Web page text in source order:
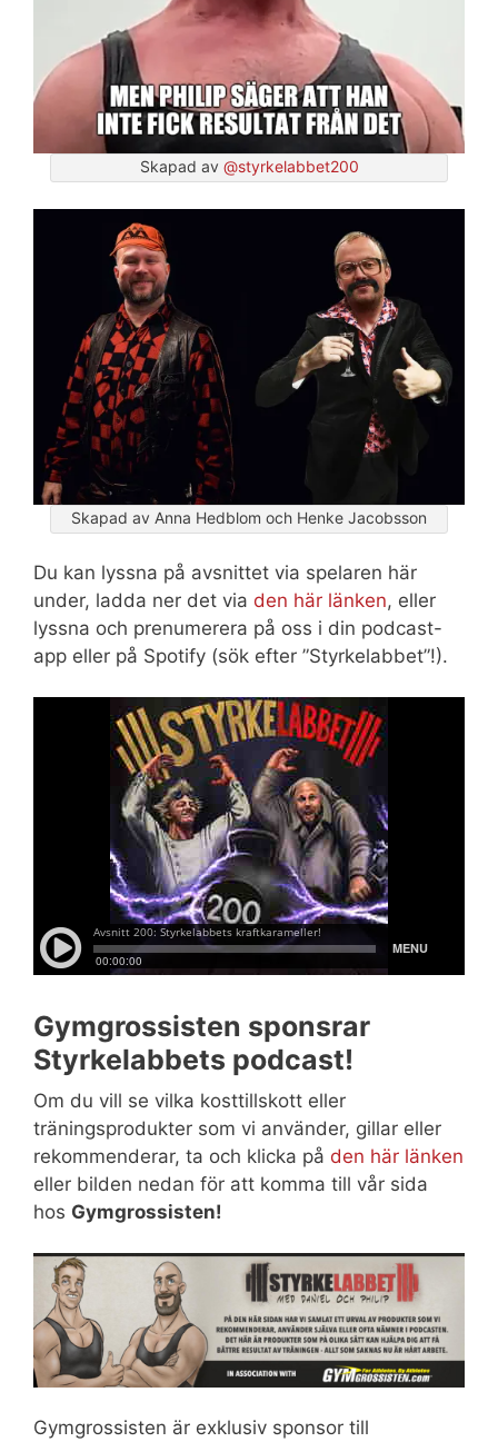
Skapad av @styrkelabbet200
Skapad av Anna Hedblom och Henke Jacobsson
Du kan lyssna på avsnittet via spelaren här
under, ladda ner det via den här länken, eller
lyssna och prenumerera på oss i din podcast-
app eller på Spotify (sök efter ”Styrkelabbet”!).
Gymgrossisten sponsrar
Styrkelabbets podcast!
Om du vill se vilka kosttillskott eller
träningsprodukter som vi använder, gillar eller
rekommenderar, ta och klicka på den här länken
eller bilden nedan för att komma till vår sida
hos Gymgrossisten!
Gymgrossisten är exklusiv sponsor till